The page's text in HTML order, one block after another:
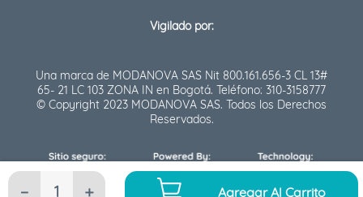
＋
－ Agregar Al Carrito
Vigilado por:
Una marca de MODANOVA SAS Nit 800.161.656-3 CL 13#
65- 21 LC 103 ZONA IN en Bogotá. Teléfono: 310-3158777
© Copyright 2023 MODANOVA SAS. Todos los Derechos
Reservados.